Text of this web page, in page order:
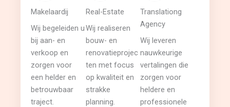
Makelaardij
Wij begeleiden u
bij aan- en
verkoop en
zorgen voor
een helder en
betrouwbaar
traject.
Real-Estate
Wij realiseren
bouw- en
renovatieprojec
ten met focus
op kwaliteit en
strakke
planning.
Translationg
Agency
Wij leveren
nauwkeurige
vertalingen die
zorgen voor
heldere en
professionele